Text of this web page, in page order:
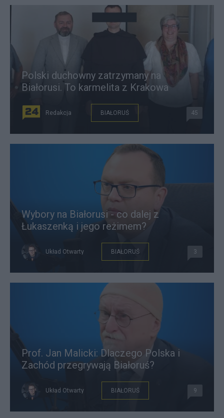
Polski duchowny zatrzymany na
Białorusi. To karmelita z Krakowa
Redakcja BIAŁORUŚ 45
Wybory na Białorusi - co dalej z
Łukaszenką i jego reżimem?
Układ Otwarty BIAŁORUŚ 3
Prof. Jan Malicki: Dlaczego Polska i
Zachód przegrywają Białoruś?
Układ Otwarty BIAŁORUŚ 9